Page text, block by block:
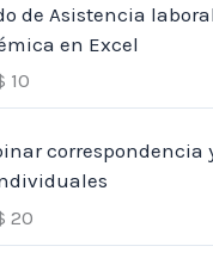
de Asistencia
en Excel
10
correspondencia
20